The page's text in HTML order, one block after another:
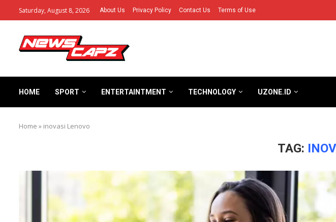
Saturday, August 8, 2026 About Us Privacy Policy Contact Us Terms of Use
HOME SPORT ENTERTAINTMENT TECHNOLOGY UZONE.ID
Home » inovasi Lenovo
TAG: